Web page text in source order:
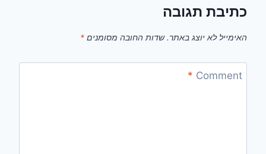
כתיבת תגובה
האימייל לא יוצג באתר. שדות החובה מסומנים *
Comment
*